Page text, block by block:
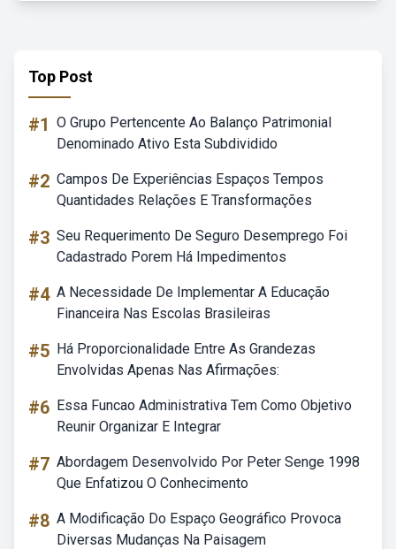
Top Post
#1 O Grupo Pertencente Ao Balanço Patrimonial
Denominado Ativo Esta Subdividido
#2 Campos De Experiências Espaços Tempos
Quantidades Relações E Transformações
#3 Seu Requerimento De Seguro Desemprego Foi
Cadastrado Porem Há Impedimentos
#4 A Necessidade De Implementar A Educação
Financeira Nas Escolas Brasileiras
#5 Há Proporcionalidade Entre As Grandezas
Envolvidas Apenas Nas Afirmações:
#6 Essa Funcao Administrativa Tem Como Objetivo
Reunir Organizar E Integrar
#7 Abordagem Desenvolvido Por Peter Senge 1998
Que Enfatizou O Conhecimento
#8 A Modificação Do Espaço Geográfico Provoca
Diversas Mudanças Na Paisagem